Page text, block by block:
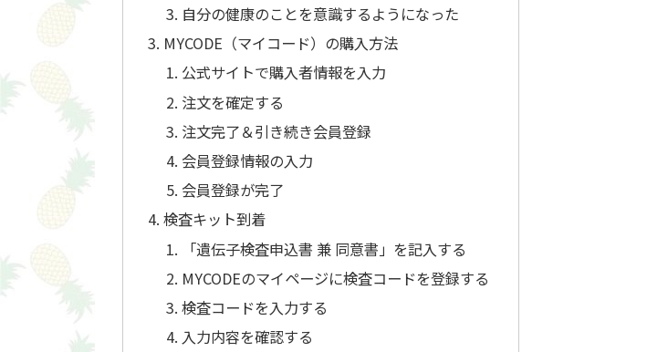
自分の健康のことを意識するようになった
MYCODE（マイコード）の購入方法
公式サイトで購入者情報を入力
注文を確定する
注文完了＆引き続き会員登録
会員登録情報の入力
会員登録が完了
検査キット到着
「遺伝子検査申込書 兼 同意書」を記入する
MYCODEのマイページに検査コードを登録する
検査コードを入力する
入力内容を確認する